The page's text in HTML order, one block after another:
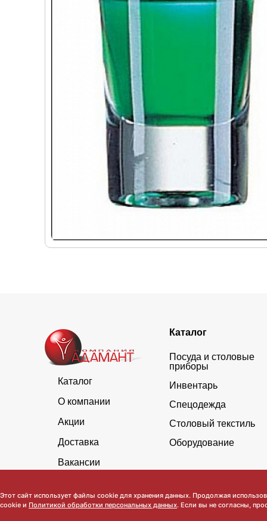
Каталог
О компании
Акции
Доставка
Вакансии
Каталог
Посуда и столовые
приборы
Инвентарь
Спецодежда
Столовый текстиль
Оборудование
Этот сайт использует файлы cookie для хранения данных. Продолжая
cookie и Политикой обработки персональных данных. Если вы не согласны,